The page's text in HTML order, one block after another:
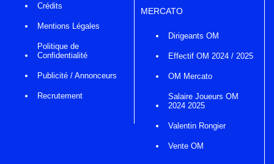
Crédits
Mentions Légales
Politique de
Confidentialité
Publicité / Annonceurs
Recrutement
MERCATO
Dirigeants OM
Effectif OM 2024 / 2025
OM Mercato
Salaire Joueurs OM
2024 2025
Valentin Rongier
Vente OM